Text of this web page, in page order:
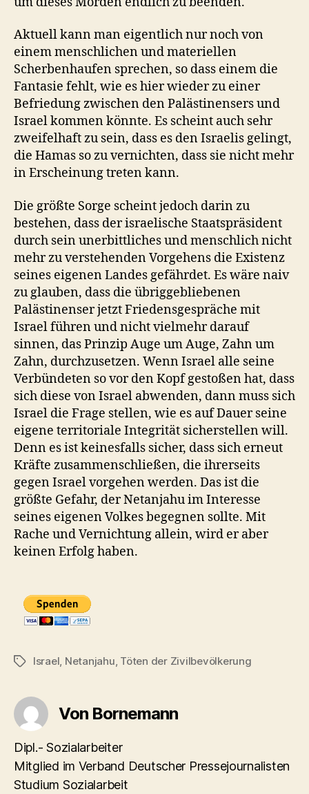
Aktuell kann man eigentlich nur noch von
einem menschlichen und materiellen
Scherbenhaufen sprechen, so dass einem die
Fantasie fehlt, wie es hier wieder zu einer
Befriedung zwischen den Palästinensers und
Israel kommen könnte. Es scheint auch sehr
zweifelhaft zu sein, dass es den Israelis gelingt,
die Hamas so zu vernichten, dass sie nicht mehr
in Erscheinung treten kann.
Die größte Sorge scheint jedoch darin zu
bestehen, dass der israelische Staatspräsident
durch sein unerbittliches und menschlich nicht
mehr zu verstehenden Vorgehens die Existenz
seines eigenen Landes gefährdet. Es wäre naiv
zu glauben, dass die übriggebliebenen
Palästinenser jetzt Friedensgespräche mit
Israel führen und nicht vielmehr darauf
sinnen, das Prinzip Auge um Auge, Zahn um
Zahn, durchzusetzen. Wenn Israel alle seine
Verbündeten so vor den Kopf gestoßen hat, dass
sich diese von Israel abwenden, dann muss sich
Israel die Frage stellen, wie es auf Dauer seine
eigene territoriale Integrität sicherstellen will.
Denn es ist keinesfalls sicher, dass sich erneut
Kräfte zusammenschließen, die ihrerseits
gegen Israel vorgehen werden. Das ist die
größte Gefahr, der Netanjahu im Interesse
seines eigenen Volkes begegnen sollte. Mit
Rache und Vernichtung allein, wird er aber
keinen Erfolg haben.
Schlagwörter
Israel, Netanjahu, Töten der Zivilbevölkerung
Von Bornemann
Dipl.- Sozialarbeiter
Mitglied im Verband Deutscher Pressejournalisten
Studium Sozialarbeit